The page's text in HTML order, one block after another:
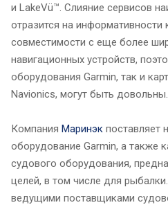
и LakeVü™. Слияние сервисов
отразится на информативности
совместимости с еще более
навигационных устройств,
оборудования Garmin, так и
Navionics, могут быть довольны.
Компания Маринэк поставляет
оборудование Garmin, а также
судового оборудования,
целей, в том числе для
ведущими поставщиками